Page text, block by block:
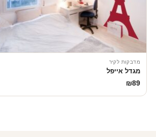
מדבקות לקיר
מגדל אייפל
₪89